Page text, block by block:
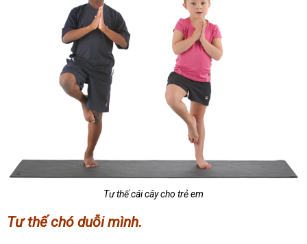
Tư thế cái cây cho trẻ em
Tư thế chó duỗi mình.